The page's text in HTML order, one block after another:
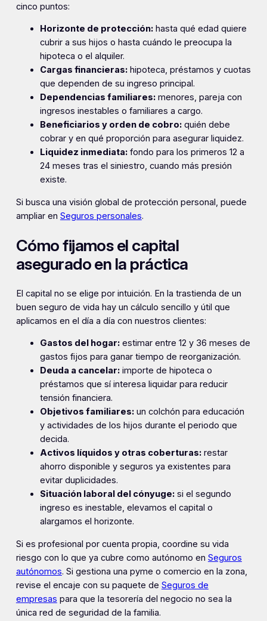
cinco puntos:
Horizonte de protección:hasta qué edad quiere
cubrir a sus hijos o hasta cuándo le preocupa la
hipoteca o el alquiler.
Cargas financieras:hipoteca, préstamos y cuotas
que dependen de su ingreso principal.
Dependencias familiares:menores, pareja con
ingresos inestables o familiares a cargo.
Beneficiarios y orden de cobro:quién debe
cobrar y en qué proporción para asegurar liquidez.
Liquidez inmediata:fondo para los primeros 12 a
24 meses tras el siniestro, cuando más presión
existe.
Si busca una visión global de protección personal, puede
ampliar en Seguros personales.
Cómo fijamos el capital
asegurado en la práctica
El capital no se elige por intuición. En la trastienda de un
buen seguro de vida hay un cálculo sencillo y útil que
aplicamos en el día a día con nuestros clientes:
Gastos del hogar:estimar entre 12 y 36 meses de
gastos fijos para ganar tiempo de reorganización.
Deuda a cancelar:importe de hipoteca o
préstamos que sí interesa liquidar para reducir
tensión financiera.
Objetivos familiares:un colchón para educación
y actividades de los hijos durante el periodo que
decida.
Activos líquidos y otras coberturas:restar
ahorro disponible y seguros ya existentes para
evitar duplicidades.
Situación laboral del cónyuge:si el segundo
ingreso es inestable, elevamos el capital o
alargamos el horizonte.
Si es profesional por cuenta propia, coordine su vida
riesgo con lo que ya cubre como autónomo en Seguros
autónomos. Si gestiona una pyme o comercio en la zona,
revise el encaje con su paquete de Seguros de
empresas para que la tesorería del negocio no sea la
única red de seguridad de la familia.